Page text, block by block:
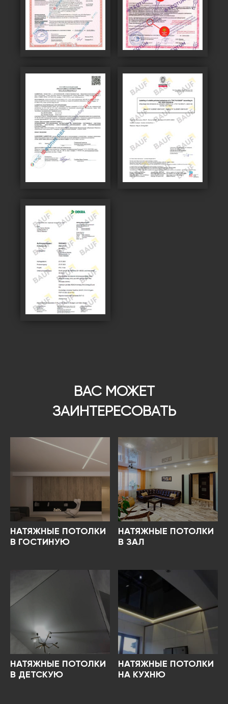
ВАС МОЖЕТ
ЗАИНТЕРЕСОВАТЬ
НАТЯЖНЫЕ ПОТОЛКИ
В ГОСТИНУЮ
НАТЯЖНЫЕ ПОТОЛКИ
В ЗАЛ
НАТЯЖНЫЕ ПОТОЛКИ
В ДЕТСКУЮ
НАТЯЖНЫЕ ПОТОЛКИ
НА КУХНЮ